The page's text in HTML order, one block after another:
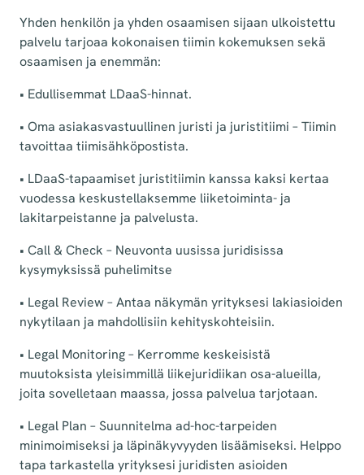
Yhden henkilön ja yhden osaamisen sijaan ulkoistettu
palvelu tarjoaa kokonaisen tiimin kokemuksen sekä
osaamisen ja enemmän:
• Edullisemmat LDaaS-hinnat.
• Oma asiakasvastuullinen juristi ja juristitiimi – Tiimin
tavoittaa tiimisähköpostista.
• LDaaS-tapaamiset juristitiimin kanssa kaksi kertaa
vuodessa keskustellaksemme liiketoiminta- ja
lakitarpeistanne ja palvelusta.
• Call & Check – Neuvonta uusissa juridisissa
kysymyksissä puhelimitse
• Legal Review – Antaa näkymän yrityksesi lakiasioiden
nykytilaan ja mahdollisiin kehityskohteisiin.
• Legal Monitoring – Kerromme keskeisistä
muutoksista yleisimmillä liikejuridiikan osa-alueilla,
joita sovelletaan maassa, jossa palvelua tarjotaan.
• Legal Plan – Suunnitelma ad-hoc-tarpeiden
minimoimiseksi ja läpinäkyvyyden lisäämiseksi. Helppo
tapa tarkastella yrityksesi juridisten asioiden